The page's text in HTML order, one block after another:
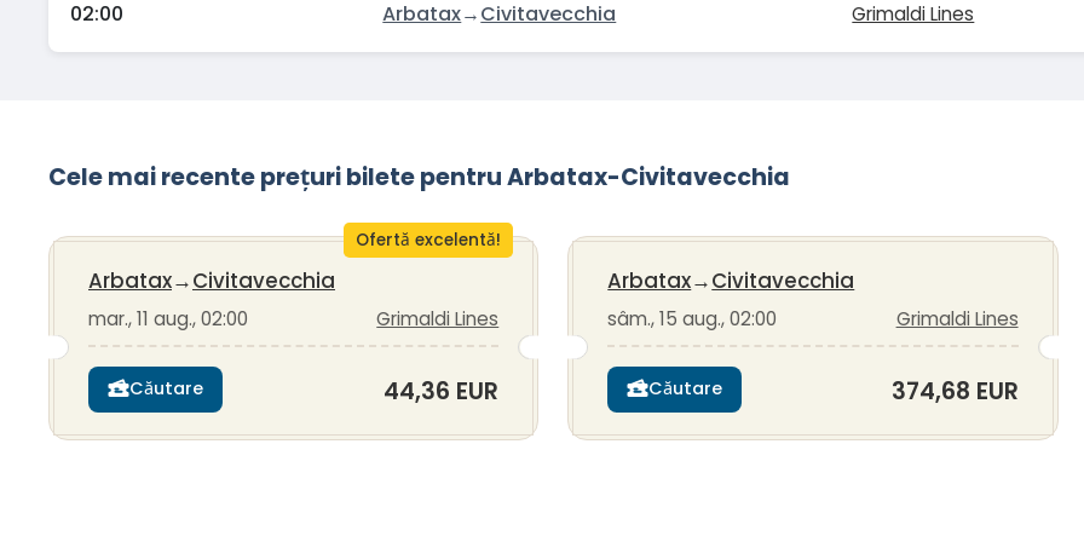
02:00 Arbatax→Civitavecchia Grimaldi Lines
Cele mai recente prețuri bilete pentru Arbatax-Civitavecchia
Ofertă excelentă!
Arbatax→Civitavecchia
mar., 11 aug., 02:00 Grimaldi Lines
Căutare 44,36 EUR
Arbatax→Civitavecchia
sâm., 15 aug., 02:00 Grimaldi Lines
Căutare 374,68 EUR